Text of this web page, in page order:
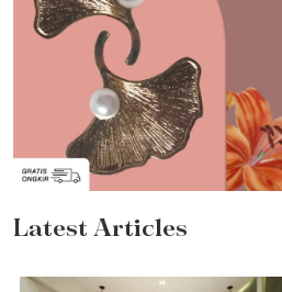
Latest Articles